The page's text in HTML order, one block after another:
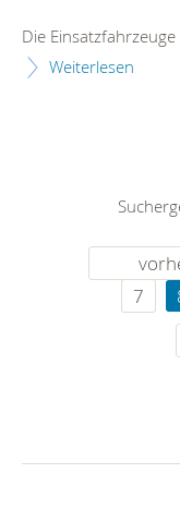
Die
Weiterlesen
7